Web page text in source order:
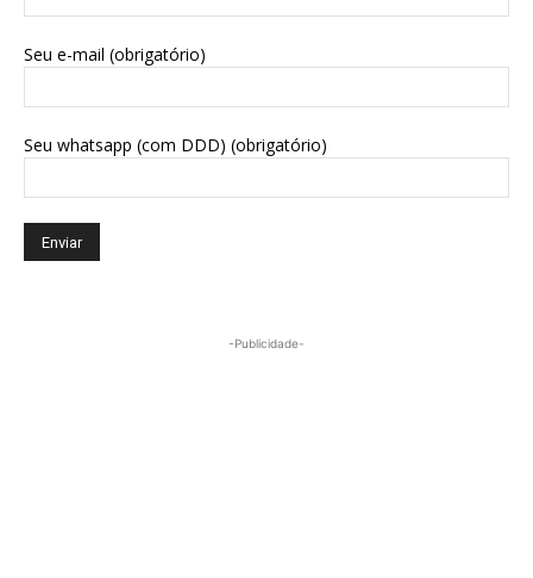
Seu e-mail (obrigatório)
Seu whatsapp (com DDD) (obrigatório)
-Publicidade-